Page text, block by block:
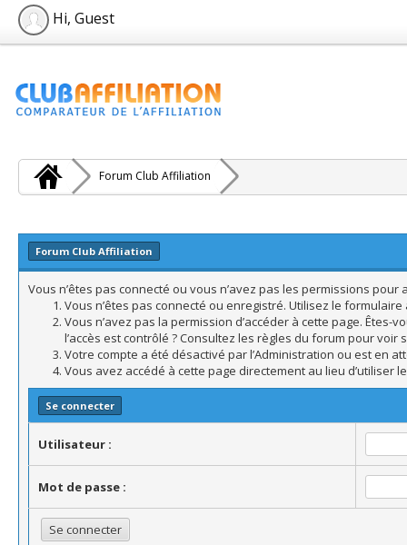
Hi, Guest
Forum Club Affiliation
Forum Club Affiliation
Vous n’êtes pas connecté ou vous n’avez pas les permissions
Vous n’êtes pas connecté ou enregistré. Utilisez le
Vous n’avez pas la permission d’accéder à cette page. Êtes-
l’accès est contrôlé ? Consultez les règles du forum pour
Votre compte a été désactivé par l’Administration ou est en
Vous avez accédé à cette page directement au lieu d’utiliser
Se connecter
Utilisateur :
Mot de passe :